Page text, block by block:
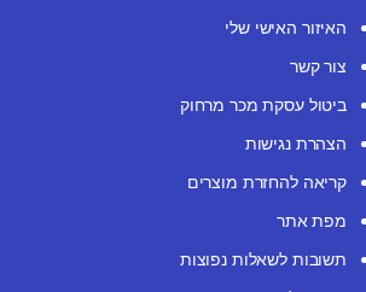
האיזור האישי שלי
צור קשר
ביטול עסקת מכר מרחוק
הצהרת נגישות
קריאה להחזרת מוצרים
מפת אתר
תשובות לשאלות נפוצות